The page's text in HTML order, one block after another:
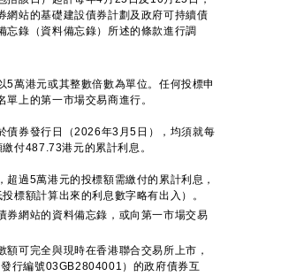
網站的基礎建設債券計劃及政府可持續債
忘錄（資料備忘錄）所述的條款進行調
5萬港元或其整數倍數為單位。任何投標申
單上的第一市場交易商進行。
債券發行日（2026年3月5日），均須就每
付487.73港元的累計利息。
超過5萬港元的投標額需繳付的累計利息，
標額計算出來的利息數字略有出入）。
券網站的資料備忘錄，或向第一市場交易
額可完全與現時在香港聯合交易所上市，
行編號03GB2804001）的政府債券互